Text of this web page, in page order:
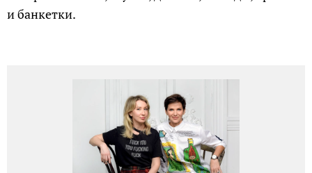
и банкетки.